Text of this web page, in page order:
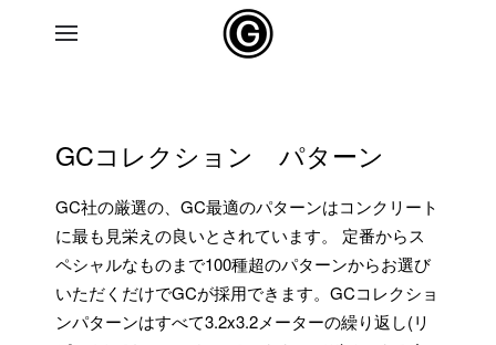
GCコレクション パターン
GC社の厳選の、GC最適のパターンはコンクリート
に最も見栄えの良いとされています。 定番からス
ペシャルなものまで100種超のパターンからお選び
いただくだけでGCが採用できます。GCコレクショ
ンパターンはすべて3.2x3.2メーターの繰り返し(リ